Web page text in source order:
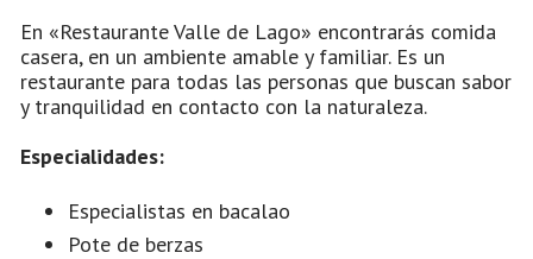
En «Restaurante Valle de Lago» encontrarás comida
casera, en un ambiente amable y familiar. Es un
restaurante para todas las personas que buscan sabor
y tranquilidad en contacto con la naturaleza.
Especialidades:
Especialistas en bacalao
Pote de berzas